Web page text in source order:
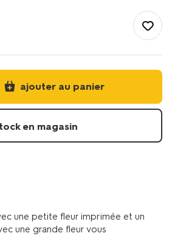
gourde-
ajouter au panier
en magasin
une petite fleur imprimée et un
une grande fleur vous